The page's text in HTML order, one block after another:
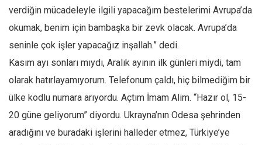
Amerika
Avustralya
Tarih
Düşünce
verdiğin mücadeleyle ilgili yapacağım bestelerimi Avrupa’da
okumak, benim için bambaşka bir zevk olacak. Avrupa’da
seninle çok işler yapacağız inşallah.” dedi.
Kasım ayı sonları mıydı, Aralık ayının ilk günleri miydi, tam
olarak hatırlayamıyorum. Telefonum çaldı, hiç bilmediğim bir
ülke kodlu numara arıyordu. Açtım İmam Alim. “Hazır ol, 15-
20 güne geliyorum” diyordu. Ukrayna’nın Odesa şehrinden
aradığını ve buradaki işlerini halleder etmez, Türkiye’ye